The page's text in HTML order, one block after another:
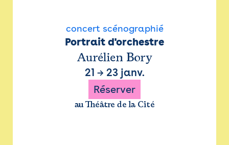
concert scénographié
Portrait d'orchestre
Aurélien Bory
21 → 23 janv.
Réserver
au Théâtre de la Cité